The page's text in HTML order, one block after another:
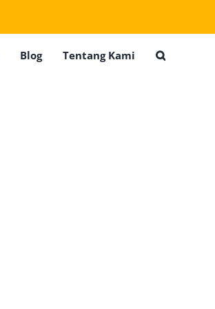
Blog Tentang Kami